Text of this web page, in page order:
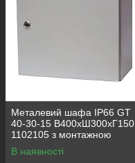
Металевий шафа IP66 GT
40-30-15 В400хШ300хГ150
1102105 з монтажною
панеллю (розподільчий, 1
замок)
В наявності